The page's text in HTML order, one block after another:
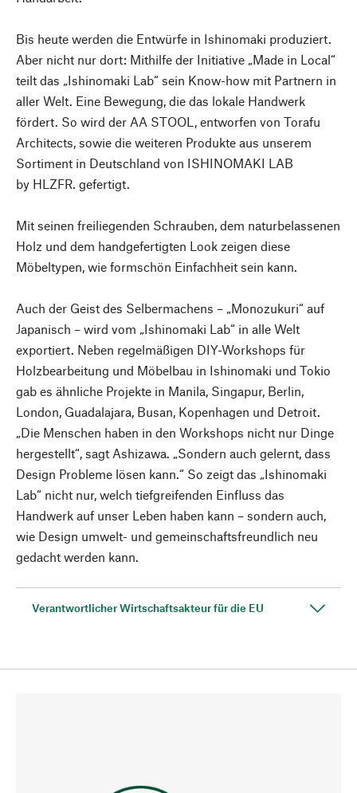
Bis heute werden die Entwürfe in Ishinomaki produziert.
Aber nicht nur dort: Mithilfe der Initiative „Made in Local“
teilt das „Ishinomaki Lab“ sein Know-how mit Partnern in
aller Welt. Eine Bewegung, die das lokale Handwerk
fördert. So wird der AA STOOL, entworfen von Torafu
Architects, sowie die weiteren Produkte aus unserem
Sortiment in Deutschland von ISHINOMAKI LAB
by HLZFR. gefertigt.
Mit seinen freiliegenden Schrauben, dem naturbelassenen
Holz und dem handgefertigten Look zeigen diese
Möbeltypen, wie formschön Einfachheit sein kann.
Auch der Geist des Selbermachens – „Monozukuri“ auf
Japanisch – wird vom „Ishinomaki Lab“ in alle Welt
exportiert. Neben regelmäßigen DIY-Workshops für
Holzbearbeitung und Möbelbau in Ishinomaki und Tokio
gab es ähnliche Projekte in Manila, Singapur, Berlin,
London, Guadalajara, Busan, Kopenhagen und Detroit.
„Die Menschen haben in den Workshops nicht nur Dinge
hergestellt“, sagt Ashizawa. „Sondern auch gelernt, dass
Design Probleme lösen kann.“ So zeigt das „Ishinomaki
Lab“ nicht nur, welch tiefgreifenden Einfluss das
Handwerk auf unser Leben haben kann – sondern auch,
wie Design umwelt- und gemeinschaftsfreundlich neu
gedacht werden kann.
Verantwortlicher Wirtschaftsakteur für die EU